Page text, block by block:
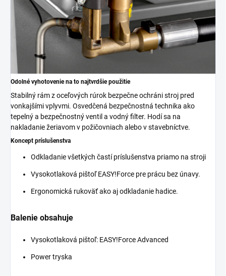
Odolné vyhotovenie na to najtvrdšie použitie
Stabilný rám z oceľových rúrok bezpečne ochráni stroj pred
vonkajšími vplyvmi. Osvedčená bezpečnostná technika ako
tepelný a bezpečnostný ventil a vodný filter. Hodí sa na
nakladanie žeriavom v požičovniach alebo v stavebníctve.
Koncept príslušenstva
Odkladanie všetkých častí príslušenstva priamo na stroji
Vysokotlaková pištoľ EASY!Force pre prácu bez únavy.
Ergonomická rukoväť ako aj odkladanie hadice.
Balenie obsahuje
Vysokotlaková pištoľ: EASY!ForceAdvanced
Power tryska